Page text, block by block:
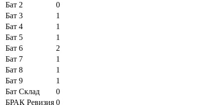
Бат 2
0
Бат 3
1
Бат 4
1
Бат 5
1
Бат 6
2
Бат 7
1
Бат 8
1
Бат 9
1
Бат Склад
0
БРАК Ревизия 0